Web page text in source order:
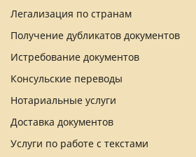
Легализация по странам
Получение дубликатов документов
Истребование документов
Консульские переводы
Нотариальные услуги
Доставка документов
Услуги по работе с текстами